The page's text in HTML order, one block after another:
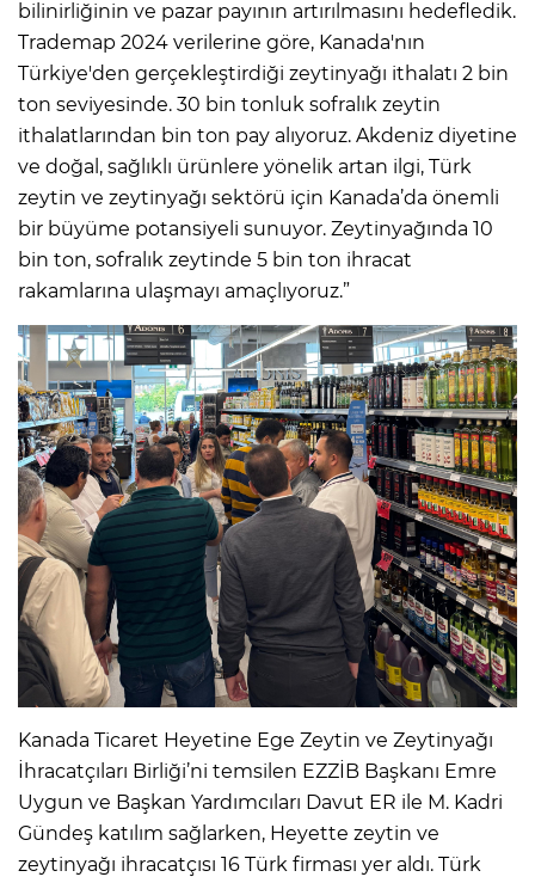
bilinirliğinin ve pazar payının artırılmasını hedefledik.
Trademap 2024 verilerine göre, Kanada'nın
Türkiye'den gerçekleştirdiği zeytinyağı ithalatı 2 bin
ton seviyesinde. 30 bin tonluk sofralık zeytin
ithalatlarından bin ton pay alıyoruz. Akdeniz diyetine
ve doğal, sağlıklı ürünlere yönelik artan ilgi, Türk
zeytin ve zeytinyağı sektörü için Kanada’da önemli
bir büyüme potansiyeli sunuyor. Zeytinyağında 10
bin ton, sofralık zeytinde 5 bin ton ihracat
rakamlarına ulaşmayı amaçlıyoruz.”
Kanada Ticaret Heyetine Ege Zeytin ve Zeytinyağı
İhracatçıları Birliği’ni temsilen EZZİB Başkanı Emre
Uygun ve Başkan Yardımcıları Davut ER ile M. Kadri
Gündeş katılım sağlarken, Heyette zeytin ve
zeytinyağı ihracatçısı 16 Türk firması yer aldı. Türk